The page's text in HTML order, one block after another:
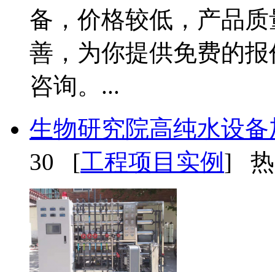
备，价格较低，产品
善，为你提供免费的
咨询。...
生物研究院高纯水设
30 [工程项目实例 ] 热